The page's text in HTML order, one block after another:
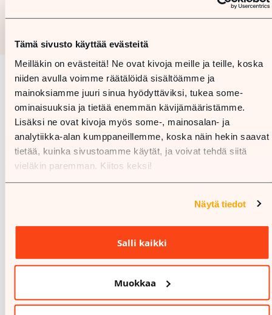
Tämä sivusto käyttää evästeitä
Meilläkin on evästeitä! Ne ovat kivoja meille ja teille, koska
niiden avulla voimme räätälöidä sisältöämme ja
mainoksiamme juuri sinua hyödyttäviksi, tukea some-
ominaisuuksia ja tietää enemmän kävijämääristämme.
Lisäksi ne ovat kivoja myös some-, mainosalan- ja
analytiikka-alan kumppaneillemme, koska näin hekin saavat
tietää, kuinka sivustoamme käytät, ja voivat tehdä siitä
vieläkin paremman. Kiitos keksi!
Näytä tiedot
Salli kaikki
Muokkaa
Pohjakartta